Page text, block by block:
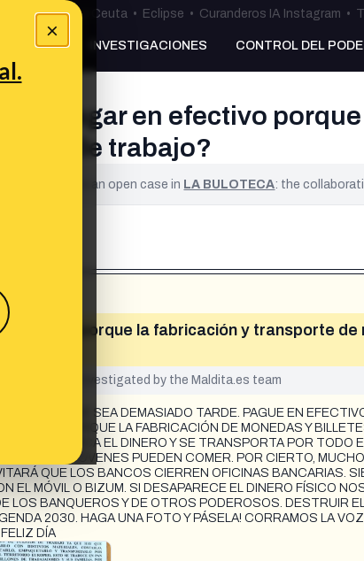
×
Ceuta•Bulos Ceuta • Eclipse • Curanderos IA Instagram •
INVESTIGACIONES CONTROL DEL
pagar en efectivo
de trabajo?
verified. It is an open case in LA BULOTECA: the
efectivo porque la fabricación y transporte de
not yet been investigated by the Maldita.es team
DE QUE SEA DEMASIADO TARDE. PAGUE EN
PORQUE LA FABRICACIÓN DE MONEDAS Y
SE FABRICA EL DINERO Y SE TRANSPORTA POR TODO
Y NO TAN JÓVENES PUEDEN COMER. POR CIERTO,
QUE LOS BANCOS CIERREN OFICINAS BANCARIAS.
EL MÓVIL O BIZUM. SI DESAPARECE EL DINERO FÍSICO
LOS BANQUEROS Y DE OTROS PODEROSOS. DESTRUIR
2030. HAGA UNA FOTO Y PÁSELA! CORRAMOS LA
DÍA